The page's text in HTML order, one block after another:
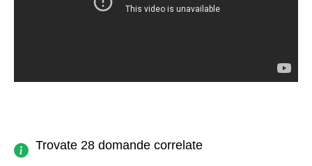
Trovate 28 domande correlate